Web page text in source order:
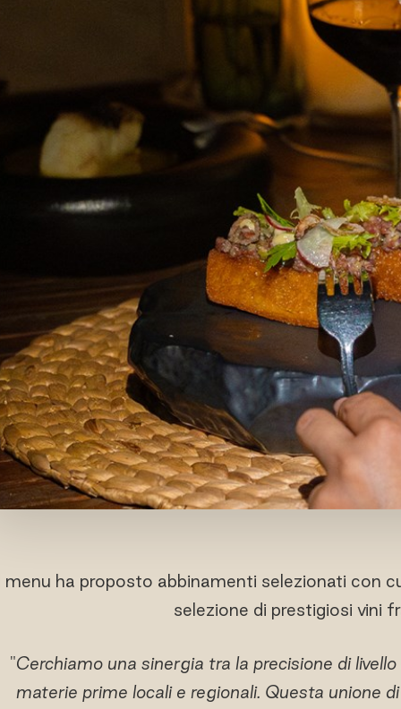
Il menu ha proposto abbinamenti selezionati con
selezione di prestigiosi vini
"Cerchiamo una sinergia tra la precisione di
materie prime locali e regionali. Questa unione